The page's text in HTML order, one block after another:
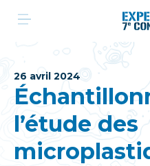
26 avril 2024
l’étude des